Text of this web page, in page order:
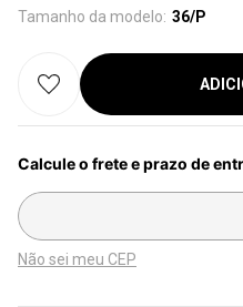
Tamanho da modelo: 36/P
Não sei meu CEP